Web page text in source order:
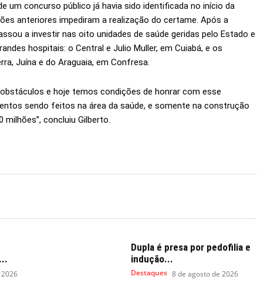
um concurso público já havia sido identificada no início da
anteriores impediram a realização do certame. Após a
a investir nas oito unidades de saúde geridas pelo Estado e
hospitais: o Central e Julio Muller, em Cuiabá, e os
Juína e do Araguaia, em Confresa.
e hoje temos condições de honrar com esse
sendo feitos na área da saúde, e somente na construção
concluiu Gilberto.
Dupla é presa por pedofilia e
indução...
Destaques 8 de agosto de 2026